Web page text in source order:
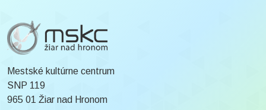
Mestské kultúrne centrum
SNP 119
965 01 Žiar nad Hronom